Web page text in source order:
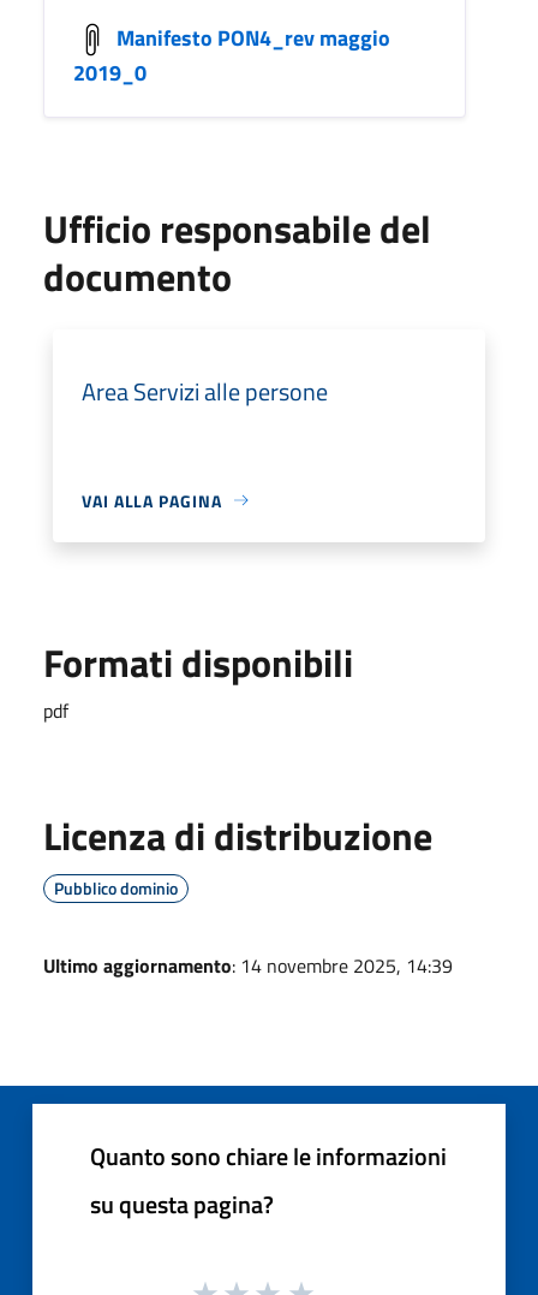
Manifesto PON4_rev maggio
2019_0
Ufficio responsabile del
documento
Area Servizi alle persone
VAI ALLA PAGINA
Formati disponibili
pdf
Licenza di distribuzione
Pubblico dominio
Ultimo aggiornamento: 14 novembre 2025, 14:39
Quanto sono chiare le informazioni
su questa pagina?